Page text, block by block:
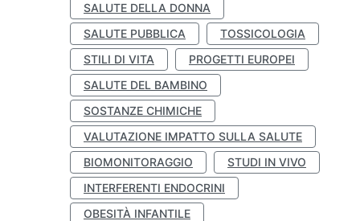
SALUTE DELLA DONNA
SALUTE PUBBLICA
TOSSICOLOGIA
STILI DI VITA
PROGETTI EUROPEI
SALUTE DEL BAMBINO
SOSTANZE CHIMICHE
VALUTAZIONE IMPATTO SULLA SALUTE
BIOMONITORAGGIO
STUDI IN VIVO
INTERFERENTI ENDOCRINI
OBESITÀ INFANTILE